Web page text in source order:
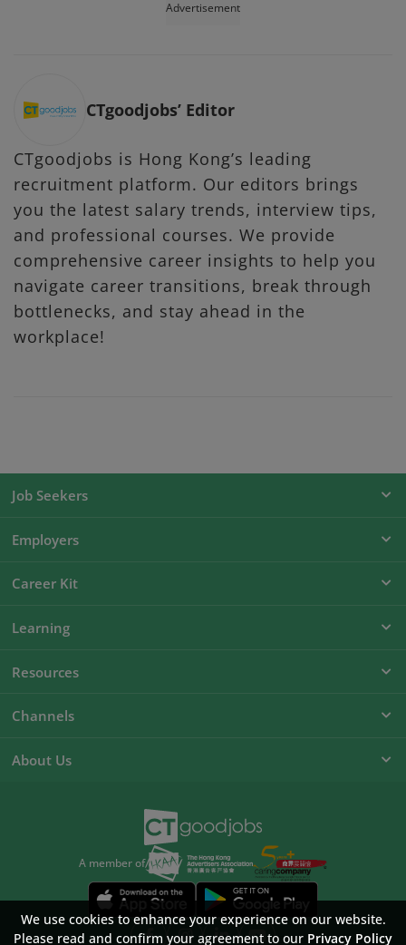
Advertisement
CTgoodjobs’ Editor
CTgoodjobs is Hong Kong’s leading
recruitment platform. Our editors brings
you the latest salary trends, interview tips,
and professional courses. We provide
comprehensive career insights to help you
navigate career transitions, break through
bottlenecks, and stay ahead in the
workplace!
Job Seekers
Employers
Career Kit
Learning
Resources
Channels
About Us
A member of
We use cookies to enhance your experience on our website.
Please read and confirm your agreement to our Privacy Policy